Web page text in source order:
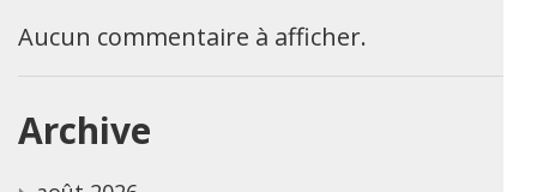
Aucun commentaire à afficher.
Archive